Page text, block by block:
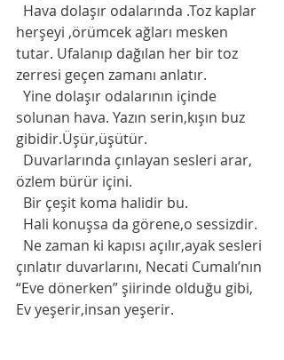
herşeyi ,örümcek ağları mesken
tutar. Ufalanıp dağılan her bir toz
zerresi geçen zamanı anlatır.
solunan hava. Yazın serin,kışın buz
gibidir.Üşür,üşütür.
özlem bürür içini.
  Bir çeşit koma halidir bu.
  Hali konuşsa da görene,o sessizdir.
çınlatır duvarlarını, Necati Cumalı’nın
“Eve dönerken” şiirinde olduğu gibi,
Ev yeşerir,insan yeşerir.